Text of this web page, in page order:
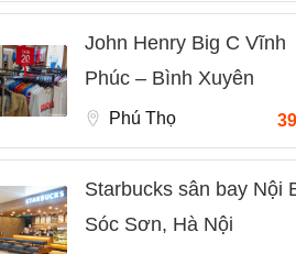
John Henry Big C Vĩnh
Phúc – Bình Xuyên
Phú Thọ
Starbucks sân bay Nội
Sóc Sơn, Hà Nội